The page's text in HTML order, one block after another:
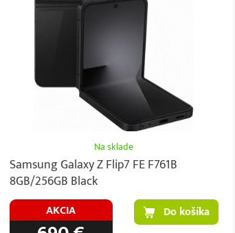
Na sklade
Samsung Galaxy Z Flip7 FE F761B
8GB/256GB Black
AKCIA Do košíka